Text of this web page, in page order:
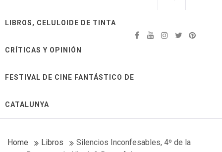
LIBROS, CELULOIDE DE TINTA
CRÍTICAS Y OPINIÓN
FESTIVAL DE CINE FANTÁSTICO DE
CATALUNYA
Home Libros
Silencios Inconfesables, 4º de la